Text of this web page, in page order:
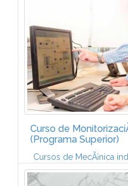
Curso de
(Programa Superior)
Cursos de MecÃ¡nica
El curso estÃ¡ formado